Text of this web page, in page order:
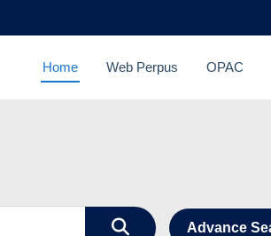
Home Web Perpus OPAC
Advance